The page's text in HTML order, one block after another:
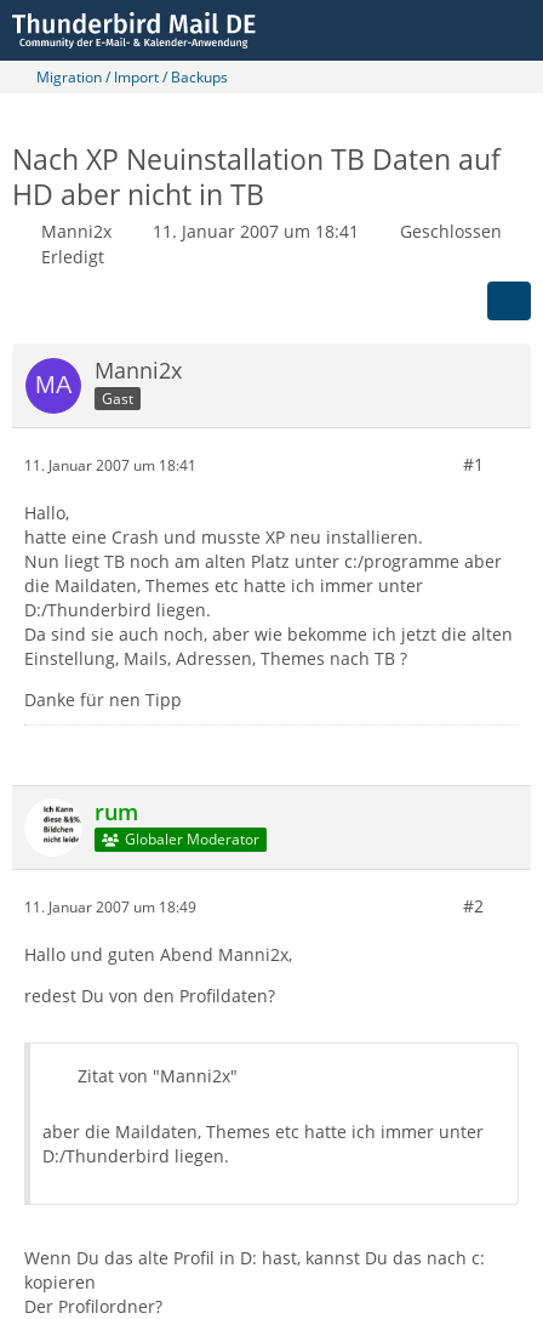
Migration / Import / Backups
Nach XP Neuinstallation TB Daten auf
HD aber nicht in TB
Manni2x 11. Januar 2007 um 18:41
Geschlossen
Erledigt
Manni2x
Gast
11. Januar 2007 um 18:41 #1
Hallo,
hatte eine Crash und musste XP neu installieren.
Nun liegt TB noch am alten Platz unter c:/programme aber
die Maildaten, Themes etc hatte ich immer unter
D:/Thunderbird liegen.
Da sind sie auch noch, aber wie bekomme ich jetzt die alten
Einstellung, Mails, Adressen, Themes nach TB ?
Danke für nen Tipp
rum
Globaler Moderator
11. Januar 2007 um 18:49 #2
Hallo und guten Abend Manni2x,
redest Du von den Profildaten?
Zitat von "Manni2x"
aber die Maildaten, Themes etc hatte ich immer unter
D:/Thunderbird liegen.
Wenn Du das alte Profil in D: hast, kannst Du das nach c:
kopieren
Der Profilordner?